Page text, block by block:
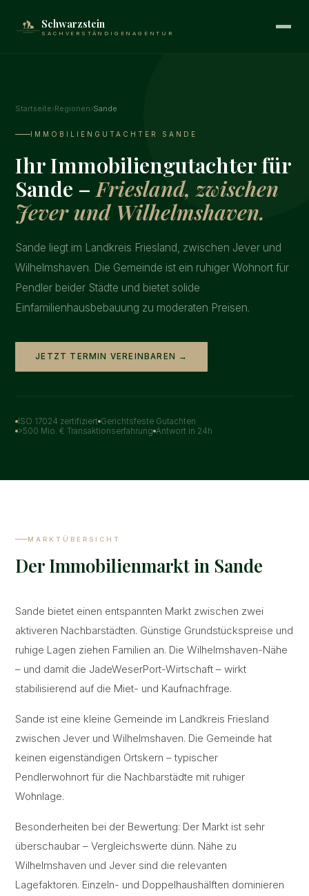
Schwarzstein
SACHVERSTÄNDIGENAGENTUR
Startseite›Regionen›Sande
IMMOBILIENGUTACHTER SANDE
Ihr Immobiliengutachter für
Sande –Friesland, zwischen
Jever und Wilhelmshaven.
Sande liegt im Landkreis Friesland, zwischen Jever und
Wilhelmshaven. Die Gemeinde ist ein ruhiger Wohnort für
Pendler beider Städte und bietet solide
Einfamilienhausbebauung zu moderaten Preisen.
JETZT TERMIN VEREINBAREN →
ISO 17024 zertifiziert Gerichtsfeste Gutachten
>500 Mio. € Transaktionserfahrung Antwort in 24h
MARKTÜBERSICHT
Der Immobilienmarkt in Sande
Sande bietet einen entspannten Markt zwischen zwei
aktiveren Nachbarstädten. Günstige Grundstückspreise und
ruhige Lagen ziehen Familien an. Die Wilhelmshaven-Nähe
– und damit die JadeWeserPort-Wirtschaft – wirkt
stabilisierend auf die Miet- und Kaufnachfrage.
Sande ist eine kleine Gemeinde im Landkreis Friesland
zwischen Jever und Wilhelmshaven. Die Gemeinde hat
keinen eigenständigen Ortskern – typischer
Pendlerwohnort für die Nachbarstädte mit ruhiger
Wohnlage.
Besonderheiten bei der Bewertung: Der Markt ist sehr
überschaubar – Vergleichswerte dünn. Nähe zu
Wilhelmshaven und Jever sind die relevanten
Lagefaktoren. Einzeln- und Doppelhaushälften dominieren